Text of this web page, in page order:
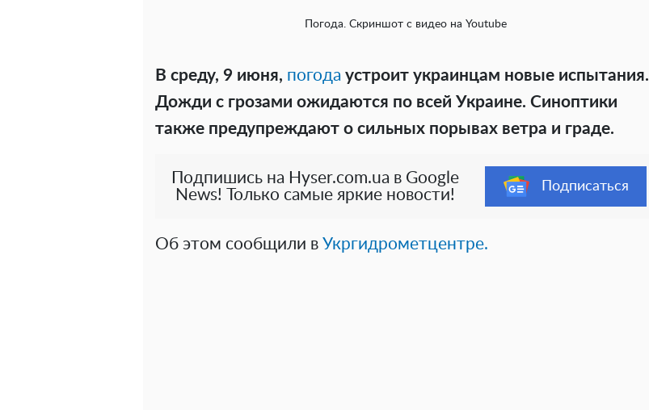
Погода. Скриншот с видео на Youtube
В среду, 9 июня, погода устроит украинцам новые испытания.
Дожди с грозами ожидаются по всей Украине. Синоптики
также предупреждают о сильных порывах ветра и граде.
Подпишись на Hyser.com.ua в Google
News! Только самые яркие новости!
Подписаться
Об этом сообщили в Укргидрометцентре.